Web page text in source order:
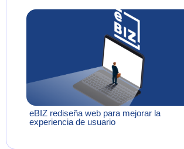
eBIZ rediseña web para mejorar la
experiencia de usuario